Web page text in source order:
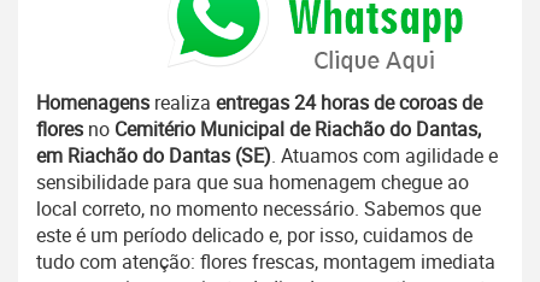
Homenagens realiza entregas 24 horas de coroas de
flores no Cemitério Municipal de Riachão do Dantas,
em Riachão do Dantas (SE). Atuamos com agilidade e
sensibilidade para que sua homenagem chegue ao
local correto, no momento necessário. Sabemos que
este é um período delicado e, por isso, cuidamos de
tudo com atenção: flores frescas, montagem imediata